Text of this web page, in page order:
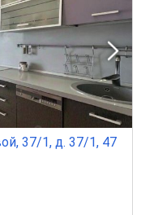
37/1, д. 37/1, 47